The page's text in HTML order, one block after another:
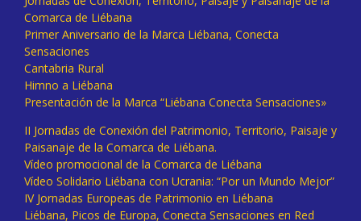
Comarca de Liébana
Primer Aniversario de la Marca Liébana, Conecta
Sensaciones
Cantabria Rural
Himno a Liébana
Presentación de la Marca “Liébana Conecta Sensaciones»
II Jornadas de Conexión del Patrimonio, Territorio, Paisaje y
Paisanaje de la Comarca de Liébana.
Vídeo promocional de la Comarca de Liébana
Vídeo Solidario Liébana con Ucrania: “Por un Mundo Mejor”
IV Jornadas Europeas de Patrimonio en Liébana
Liébana, Picos de Europa, Conecta Sensaciones en Red